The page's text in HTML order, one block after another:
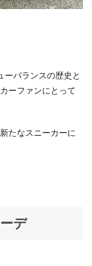
ーバランスの歴史と
ーファンにとって
たなスニーカーに
デ